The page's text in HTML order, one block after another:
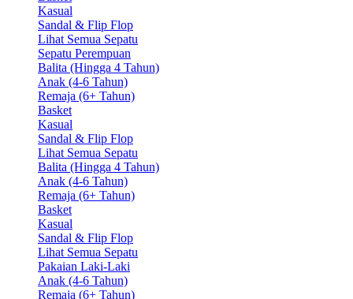
Kasual
Sandal & Flip Flop
Lihat Semua Sepatu
Sepatu Perempuan
Balita (Hingga 4 Tahun)
Anak (4-6 Tahun)
Remaja (6+ Tahun)
Basket
Kasual
Sandal & Flip Flop
Lihat Semua Sepatu
Balita (Hingga 4 Tahun)
Anak (4-6 Tahun)
Remaja (6+ Tahun)
Basket
Kasual
Sandal & Flip Flop
Lihat Semua Sepatu
Pakaian Laki-Laki
Anak (4-6 Tahun)
Remaja (6+ Tahun)